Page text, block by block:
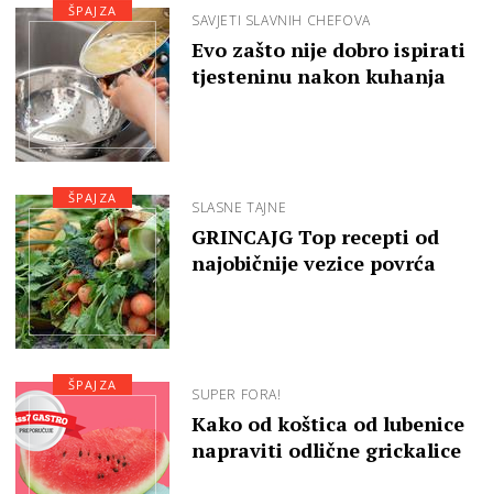
SAVJETI SLAVNIH CHEFOVA
Evo zašto nije dobro ispirati
tjesteninu nakon kuhanja
ŠPAJZA
SLASNE TAJNE
GRINCAJG Top recepti od
najobičnije vezice povrća
ŠPAJZA
SUPER FORA!
Kako od koštica od lubenice
napraviti odlične grickalice
ŠPAJZA